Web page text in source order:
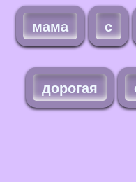
мама с
дорогая